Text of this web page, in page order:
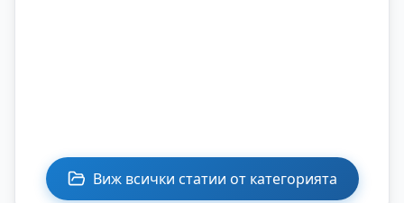
Виж всички статии от категорията